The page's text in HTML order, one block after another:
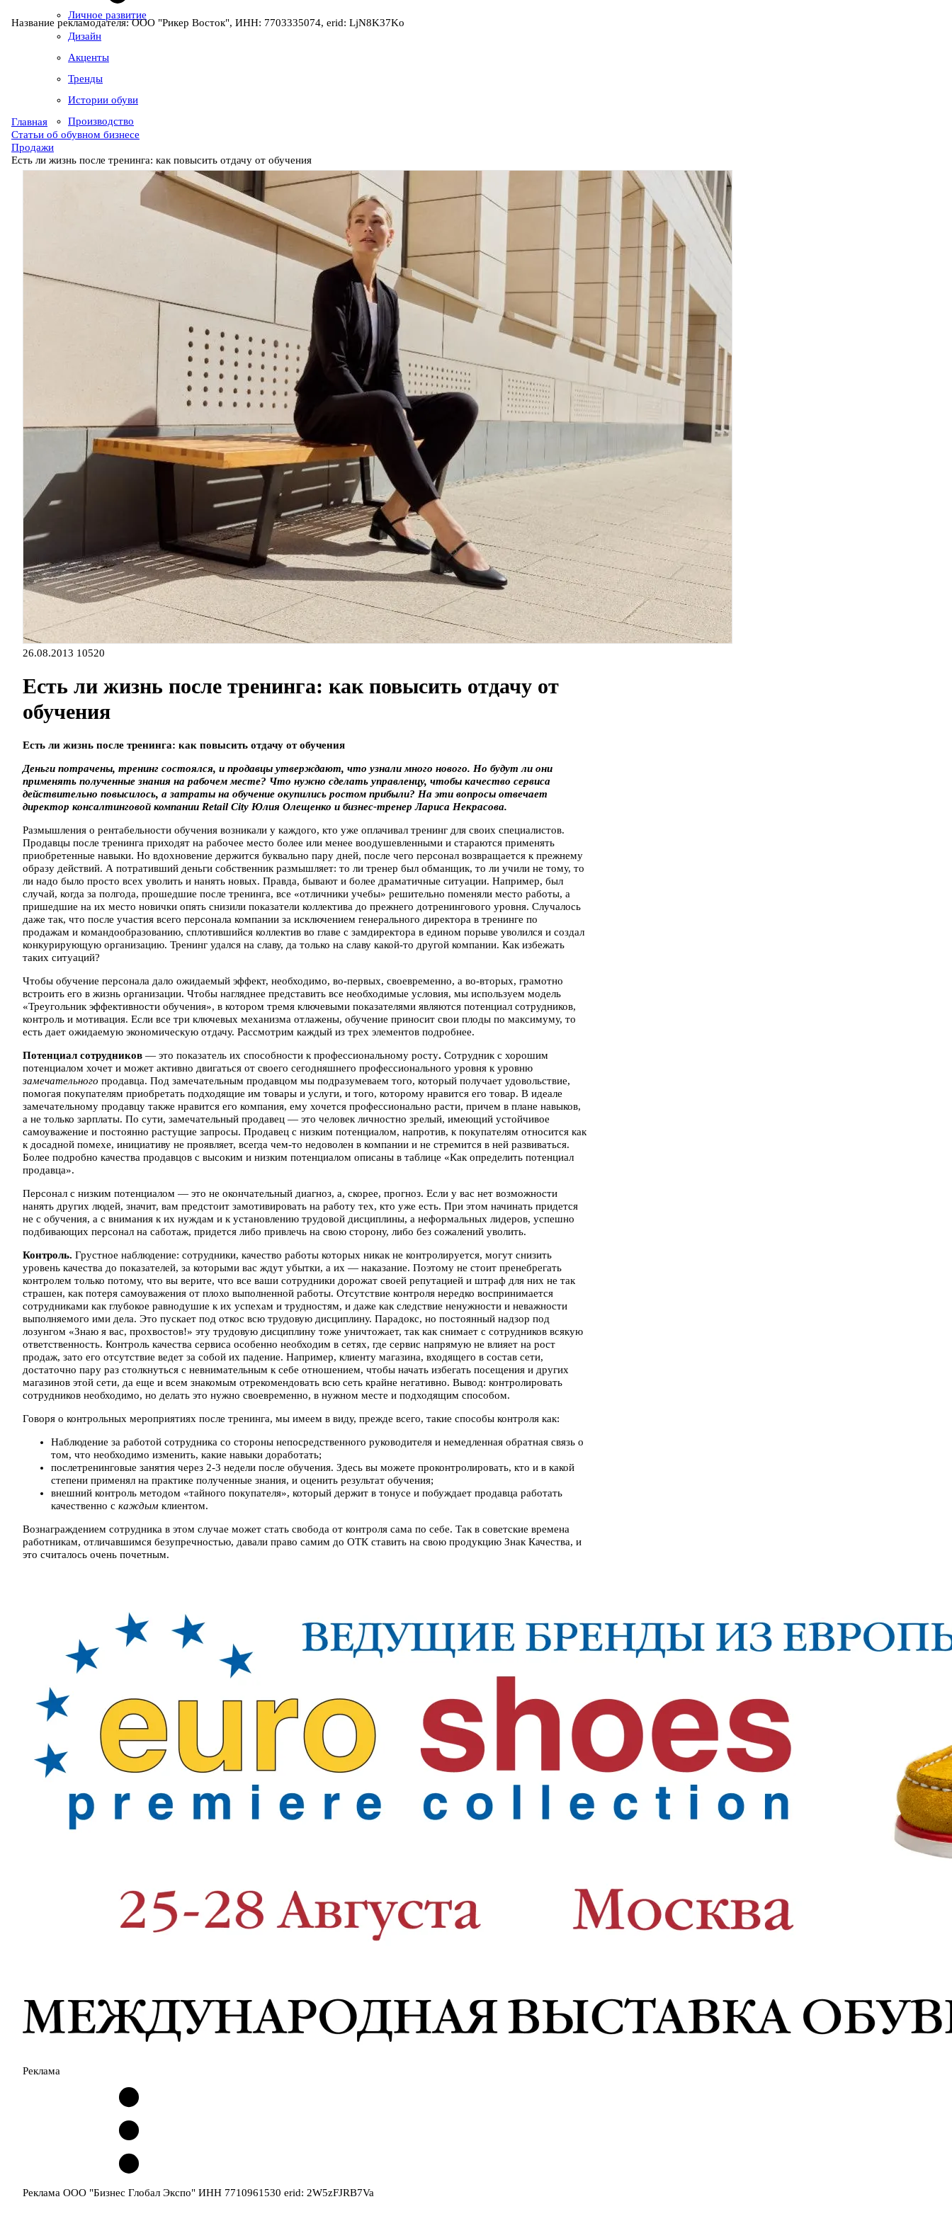
Личное развитие
Дизайн
Акценты
Тренды
Истории обуви
Производство
Название рекламодателя: ООО "Рикер Восток", ИНН: 7703335074, erid: LjN8K37Ko
Главная
Статьи об обувном бизнесе
Продажи
Есть ли жизнь после тренинга: как повысить отдачу от обучения
26.08.2013 10520
Есть ли жизнь после тренинга: как повысить отдачу от
обучения
Есть ли жизнь после тренинга: как повысить отдачу от обучения
Деньги потрачены, тренинг состоялся, и продавцы утверждают, что узнали много нового. Но будут ли они
применять полученные знания на рабочем месте? Что нужно сделать управленцу, чтобы качество сервиса
действительно повысилось, а затраты на обучение окупились ростом прибыли? На эти вопросы отвечает
директор консалтинговой компании Retail City Юлия Олещенко и бизнес-тренер Лариса Некрасова.
Размышления о рентабельности обучения возникали у каждого, кто уже оплачивал тренинг для своих специалистов.
Продавцы после тренинга приходят на рабочее место более или менее воодушевленными и стараются применять
приобретенные навыки. Но вдохновение держится буквально пару дней, после чего персонал возвращается к прежнему
образу действий. А потративший деньги собственник размышляет: то ли тренер был обманщик, то ли учили не тому, то
ли надо было просто всех уволить и нанять новых. Правда, бывают и более драматичные ситуации. Например, был
случай, когда за полгода, прошедшие после тренинга, все «отличники учебы» решительно поменяли место работы, а
пришедшие на их место новички опять снизили показатели коллектива до прежнего дотренингового уровня. Случалось
даже так, что после участия всего персонала компании за исключением генерального директора в тренинге по
продажам и командообразованию, сплотившийся коллектив во главе с замдиректора в едином порыве уволился и создал
конкурирующую организацию. Тренинг удался на славу, да только на славу какой-то другой компании. Как избежать
таких ситуаций?
Чтобы обучение персонала дало ожидаемый эффект, необходимо, во-первых, своевременно, а во-вторых, грамотно
встроить его в жизнь организации. Чтобы нагляднее представить все необходимые условия, мы используем модель
«Треугольник эффективности обучения», в котором тремя ключевыми показателями являются потенциал сотрудников,
контроль и мотивация. Если все три ключевых механизма отлажены, обучение приносит свои плоды по максимуму, то
есть дает ожидаемую экономическую отдачу. Рассмотрим каждый из трех элементов подробнее.
Потенциал сотрудников — это показатель их способности к профессиональному росту. Сотрудник с хорошим
потенциалом хочет и может активно двигаться от своего сегодняшнего профессионального уровня к уровню
замечательного продавца. Под замечательным продавцом мы подразумеваем того, который получает удовольствие,
помогая покупателям приобретать подходящие им товары и услуги, и того, которому нравится его товар. В идеале
замечательному продавцу также нравится его компания, ему хочется профессионально расти, причем в плане навыков,
а не только зарплаты. По сути, замечательный продавец — это человек личностно зрелый, имеющий устойчивое
самоуважение и постоянно растущие запросы. Продавец с низким потенциалом, напротив, к покупателям относится как
к досадной помехе, инициативу не проявляет, всегда чем-то недоволен в компании и не стремится в ней развиваться.
Более подробно качества продавцов с высоким и низким потенциалом описаны в таблице «Как определить потенциал
продавца».
Персонал с низким потенциалом — это не окончательный диагноз, а, скорее, прогноз. Если у вас нет возможности
нанять других людей, значит, вам предстоит замотивировать на работу тех, кто уже есть. При этом начинать придется
не с обучения, а с внимания к их нуждам и к установлению трудовой дисциплины, а неформальных лидеров, успешно
подбивающих персонал на саботаж, придется либо привлечь на свою сторону, либо без сожалений уволить.
Контроль. Грустное наблюдение: сотрудники, качество работы которых никак не контролируется, могут снизить
уровень качества до показателей, за которыми вас ждут убытки, а их — наказание. Поэтому не стоит пренебрегать
контролем только потому, что вы верите, что все ваши сотрудники дорожат своей репутацией и штраф для них не так
страшен, как потеря самоуважения от плохо выполненной работы. Отсутствие контроля нередко воспринимается
сотрудниками как глубокое равнодушие к их успехам и трудностям, и даже как следствие ненужности и неважности
выполняемого ими дела. Это пускает под откос всю трудовую дисциплину. Парадокс, но постоянный надзор под
лозунгом «Знаю я вас, прохвостов!» эту трудовую дисциплину тоже уничтожает, так как снимает с сотрудников всякую
ответственность. Контроль качества сервиса особенно необходим в сетях, где сервис напрямую не влияет на рост
продаж, зато его отсутствие ведет за собой их падение. Например, клиенту магазина, входящего в состав сети,
достаточно пару раз столкнуться с невнимательным к себе отношением, чтобы начать избегать посещения и других
магазинов этой сети, да еще и всем знакомым отрекомендовать всю сеть крайне негативно. Вывод: контролировать
сотрудников необходимо, но делать это нужно своевременно, в нужном месте и подходящим способом.
Говоря о контрольных мероприятиях после тренинга, мы имеем в виду, прежде всего, такие способы контроля как:
Наблюдение за работой сотрудника со стороны непосредственного руководителя и немедленная обратная связь о
том, что необходимо изменить, какие навыки доработать;
послетренинговые занятия через 2-3 недели после обучения. Здесь вы можете проконтролировать, кто и в какой
степени применял на практике полученные знания, и оценить результат обучения;
внешний контроль методом «тайного покупателя», который держит в тонусе и побуждает продавца работать
качественно с каждым клиентом.
Вознаграждением сотрудника в этом случае может стать свобода от контроля сама по себе. Так в советские времена
работникам, отличавшимся безупречностью, давали право самим до ОТК ставить на свою продукцию Знак Качества, и
это считалось очень почетным.
Реклама
Реклама ООО "Бизнес Глобал Экспо" ИНН 7710961530 erid: 2W5zFJRB7Va